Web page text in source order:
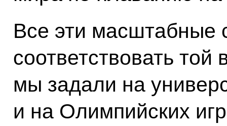
Все эти масштабные
соответствовать
мы задали на
и на Олимпийских